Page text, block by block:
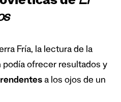
Fría, la lectura de la
podía ofrecer resultados y
a los ojos de un